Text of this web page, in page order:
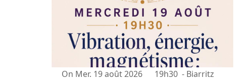
On Mer. 19 août 2026 19h30 - Biarritz